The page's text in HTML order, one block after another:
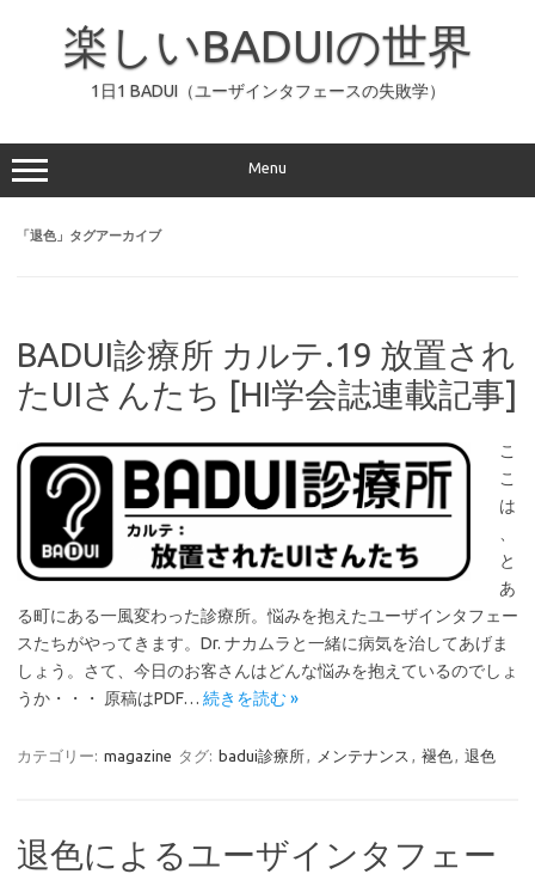
ッ
プ
楽しいBADUIの世界
1日1 BADUI（ユーザインタフェースの失敗学）
Menu
「退色 」タグアーカイブ
BADUI診療所 カルテ.19 放置され
たUIさんたち [HI学会誌連載記事]
こ
こ
は
と
あ
る町にある一風変わった診療所。悩みを抱えたユーザインタフェー
スたちがやってきます。Dr. ナカムラと一緒に病気を治してあげま
しょう。さて、今日のお客さんはどんな悩みを抱えているのでしょ
うか・・・ 原稿はPDF… 続きを読む »
カテゴリー: magazine タグ: badui診療所, メンテナンス , 褪色, 退色
退色によるユーザインタフェー